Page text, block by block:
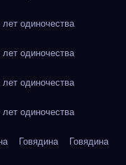
одиночества
одиночества
одиночества
одиночества
Говядина Говядина